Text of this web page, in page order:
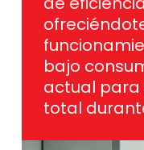
bajo
actual para
total